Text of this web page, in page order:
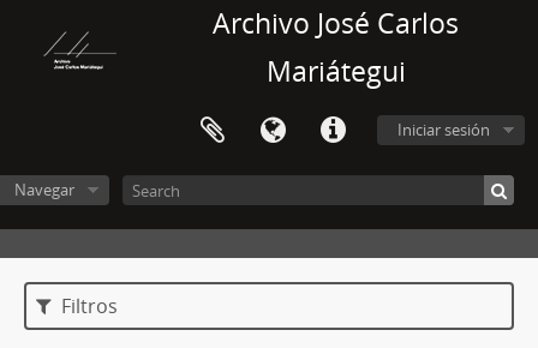
Archivo José Carlos
Mariátegui
Iniciar sesión
Navegar
Filtros